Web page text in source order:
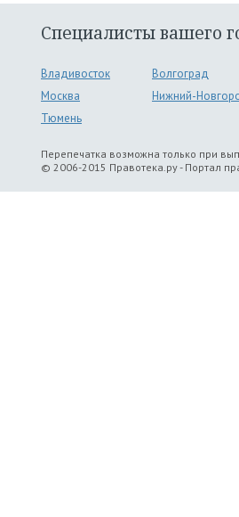
Специалисты вашего
Владивосток
Волгоград
Москва
Нижний-
Тюмень
Перепечатка возможна только при
© 2006-2015 Правотека.ру - Портал